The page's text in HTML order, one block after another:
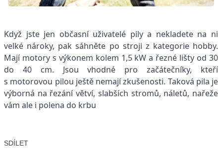
Když jste jen občasní uživatelé pily a nekladete na ni
velké nároky, pak sáhněte po stroji z kategorie hobby.
Mají motory s výkonem kolem 1,5 kW a řezné lišty od 30
do 40 cm. Jsou vhodné pro začátečníky, kteří
s motorovou pilou ještě nemají zkušenosti. Taková pila je
výborná na řezání větví, slabších stromů, náletů, nařeže
vám ale i polena do krbu
SDÍLET